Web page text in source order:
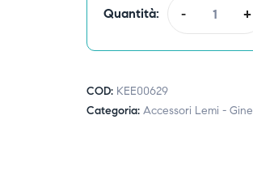
Quantità: - +
COD: KEE00629
Categoria: Accessori Lemi -